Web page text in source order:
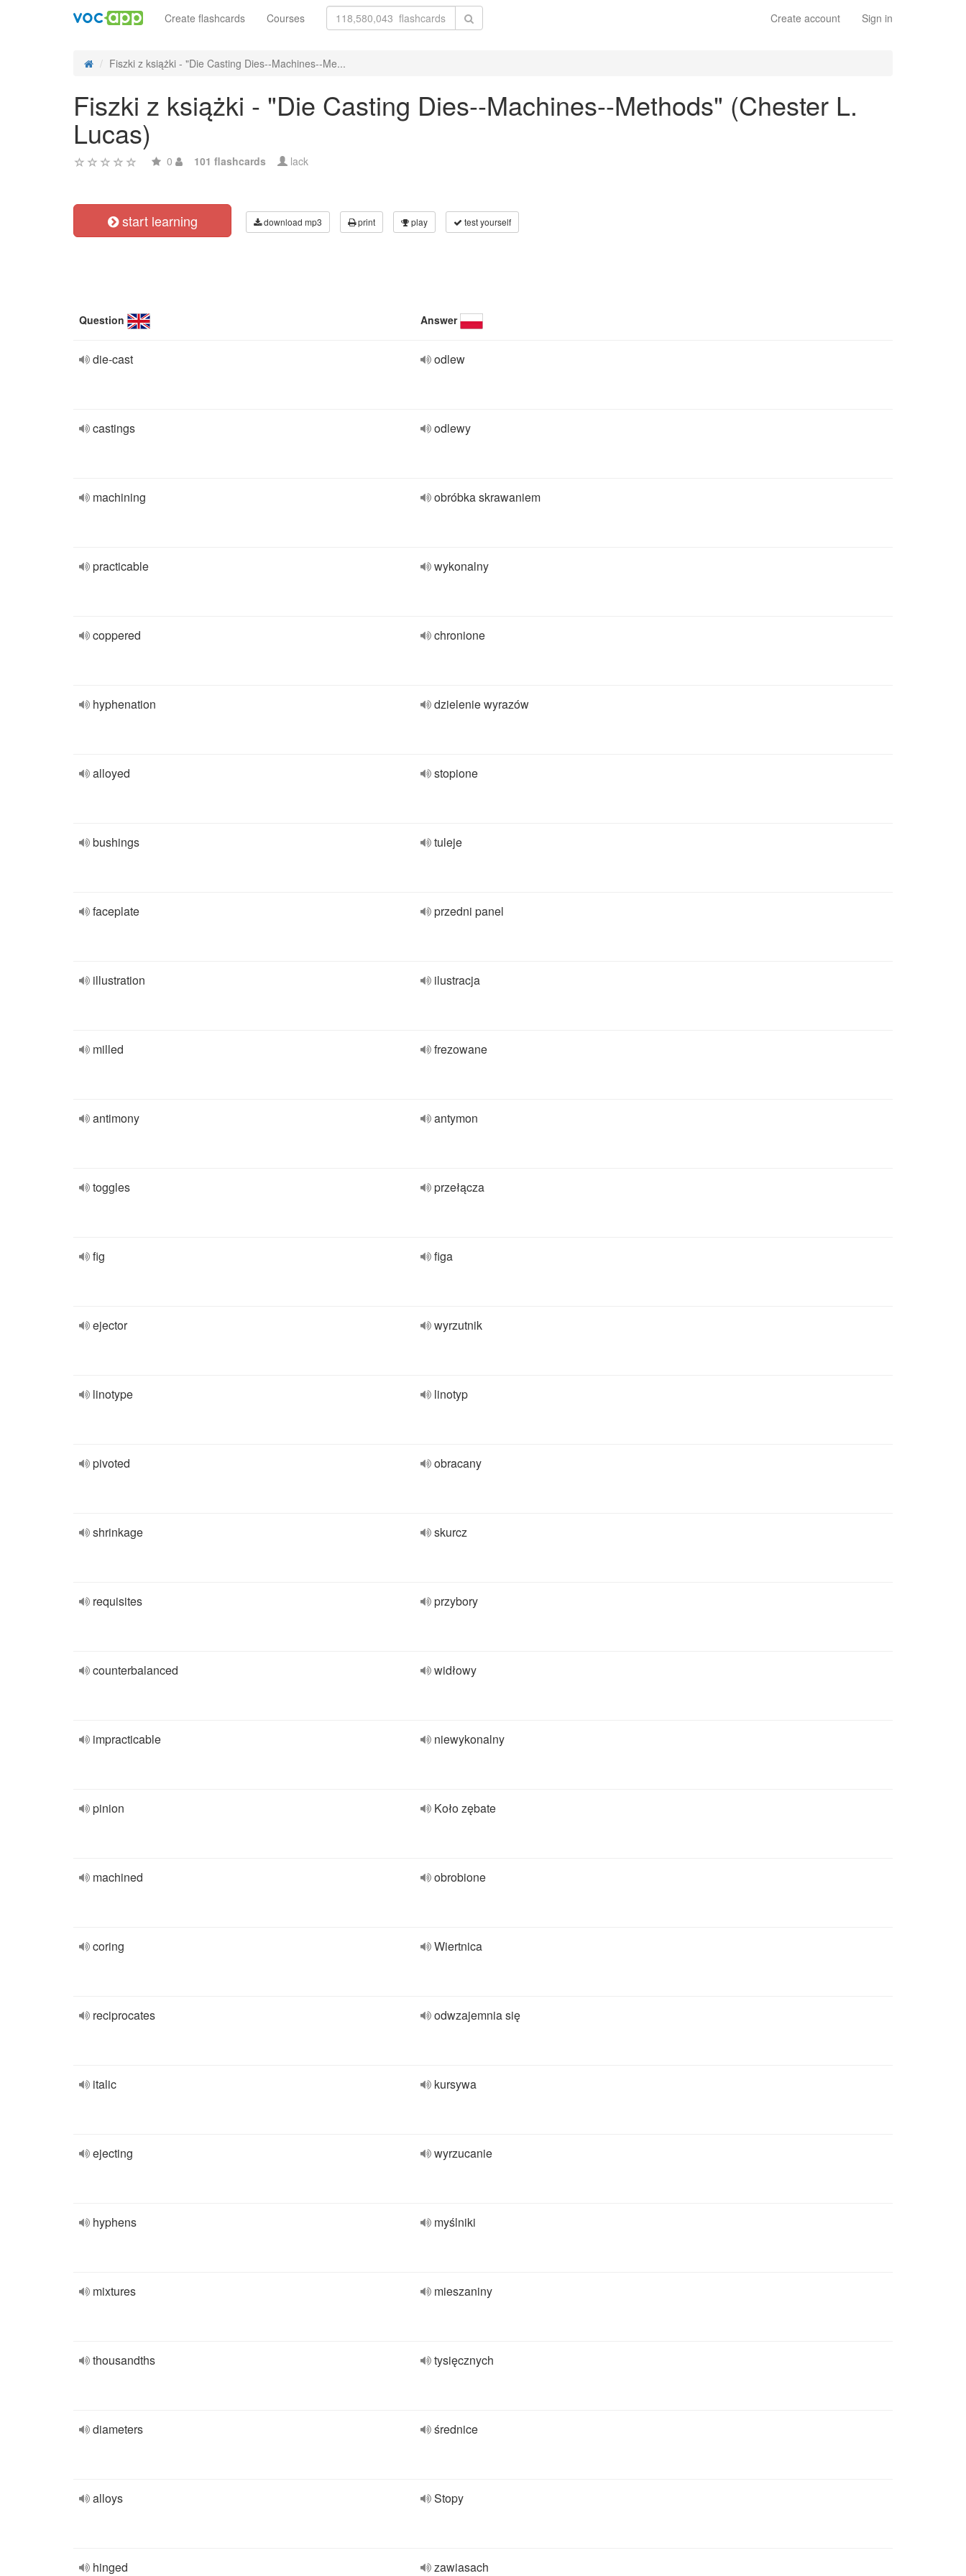
Create account Sign in
Create flashcards Courses
Fiszki z książki - "Die Casting Dies--Machines--Me...
Fiszki z książki - "Die Casting Dies--Machines--Methods" (Chester L.
Lucas)
0 101 flashcards lack
start learning download mp3 print play test yourself
Question Answer
die-cast odlew
castings odlewy
machining obróbka skrawaniem
practicable wykonalny
coppered chronione
hyphenation dzielenie wyrazów
alloyed stopione
bushings tuleje
faceplate przedni panel
illustration ilustracja
milled frezowane
antimony antymon
toggles przełącza
fig figa
ejector wyrzutnik
linotype linotyp
pivoted obracany
shrinkage skurcz
requisites przybory
counterbalanced widłowy
impracticable niewykonalny
pinion Koło zębate
machined obrobione
coring Wiertnica
reciprocates odwzajemnia się
italic kursywa
ejecting wyrzucanie
hyphens myślniki
mixtures mieszaniny
thousandths tysięcznych
diameters średnice
alloys Stopy
hinged zawiasach